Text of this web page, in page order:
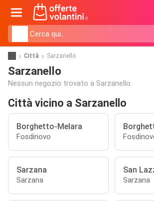
Città Sarzanello
Sarzanello
Nessun negozio trovato a Sarzanello.
Città vicino a Sarzanello
Borghetto-Melara
Fosdinovo
Sarzana
Sarzana
San
Sarzana